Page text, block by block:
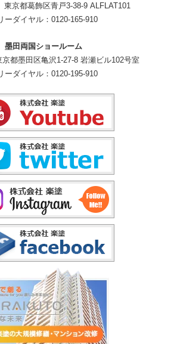
京都葛飾区青戸3-38-9 ALFLAT101
ーダイヤル：0120-165-910
墨田両国ショールーム
都墨田区亀沢1-27-8 岩瀬ビル102号室
ーダイヤル：0120-195-910